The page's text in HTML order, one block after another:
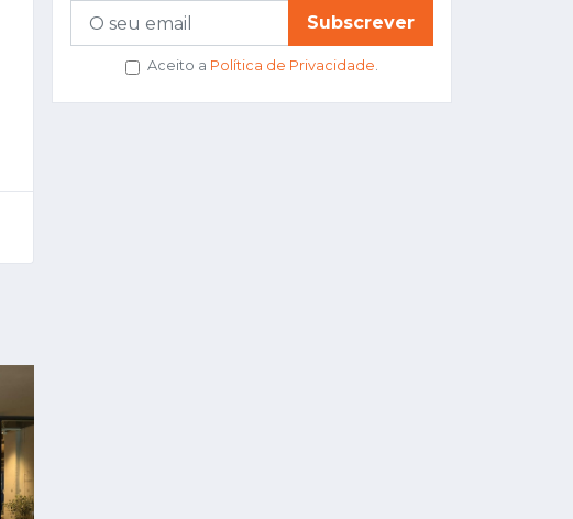
Subscrever
Aceito a Política de Privacidade.